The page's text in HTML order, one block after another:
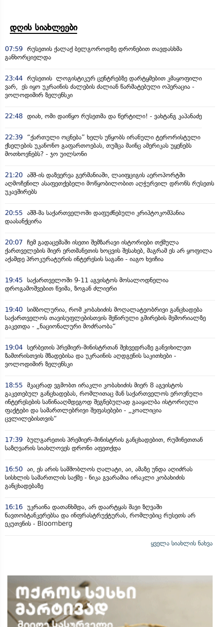
დღის სიახლეები
07:59 რუსეთის ქალაქ ბელგოროდზე დრონებით თავდასხმა
განხორციელდა
23:44 რუსეთის ლოგისტიკურ ცენტრებზე დარტყმებით კმაყოფილი
ვარ, ეს იყო უკრაინის ძალების ძალიან წარმატებული ოპერაცია -
ვოლოდიმირ ზელენსკი
22:48 დიახ, ომი დაიწყო რუსეთმა და წერტილი! - ვახტანგ კაპანაძე
22:39
“ქართული ოცნება” ხელს უწყობს ირანული ტერორისტული
ქსელების უკანონო გაფართოებას, თუმცა მაინც ამერიკას უყენებს
მოთხოვნებს? - ჯო უილსონი
21:20 აშშ-ის დაზვერვა გერმანიაში, ლაიფციგის აეროპორტში
აღმოჩენილ ასაფეთქებელი მოწყობილობით აღჭურვილ დრონს რუსეთს
უკავშირებს
20:55 აშშ-მა საქართველოში დაფუძნებული კრიპტოკომპანია
დაასანქცირა
20:07 ჩემ გადაცემაში ისეთი შემზარავი ისტორიები თქმულა
ქართველების მიერ ერთმანეთის ხოცვის შესახებ, მაგრამ ეს არ ყოფილა
აქამდე პროკურატურის ინტერესის საგანი - იაგო ხვიჩია
19:45 საქართველოში 9-11 აგვისტოს მოსალოდნელია
დროგამოშვებით წვიმა, ზოგან ძლიერი
19:40 სიმბოლურია, რომ კობახიძის მოღალატეობრივი განცხადება
საქართველოს თავისუფლებისთვის შეწირული გმირების მემორიალზე
გაკეთდა - „ნაციონალური მოძრაობა“
19:04 სერბეთის პრემიერ-მინისტრთან შეხვედრაზე განვიხილეთ
ზამთრისთვის მზადებისა და უკრაინის აღდგენის საკითხები -
ვოლოდიმირ ზელენსკი
18:55 მკაცრად ვგმობთ ირაკლი კობახიძის მიერ 8 აგვისტოს
გაკეთებულ განცხადებას, რომლითაც მან საქართველოს ეროვნული
ინტერესების საწინააღმდეგოდ შეგნებულად გააყალბა ისტორიული
ფაქტები და სამართლებრივი შეფასებები - „კოალიცია
ცვლილებისთვის“
17:39 ბულგარეთის პრემიერ-მინისტრის განცხადებით, რუმინეთთან
საზღვარის სიახლოვეს დრონი აფეთქდა
16:50 აი, ეს არის სამშობლოს ღალატი, აი, ამაზე უნდა აღიძრას
სისხლის სამართლის საქმე - ნიკა გვარამია ირაკლი კობახიძის
განცხადებაზე
16:16 უკრაინა დათანხმდა, არ დაარტყას შავი ზღვაში
ნავთობტანკერებსა და ინფრასტრუქტურას, რომლებიც რუსეთს არ
ეკუთვნის - Bloomberg
ყველა სიახლის ნახვა